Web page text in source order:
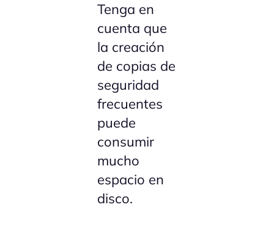
Tenga en
cuenta que
la creación
de copias de
seguridad
frecuentes
puede
consumir
mucho
espacio en
disco.